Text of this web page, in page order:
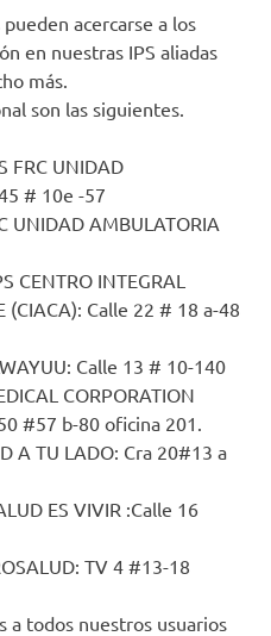
acercarse a los
en nuestras IPS aliadas
más.
son las siguientes.
FRC UNIDAD
# 10e -57
UNIDAD AMBULATORIA
CENTRO INTEGRAL
(CIACA): Calle 22 # 18 a-48
Calle 13 # 10-140
CORPORATION
#57 b-80 oficina 201.
A TU LADO: Cra 20#13 a
ES VIVIR :Calle 16
TV 4 #13-18
a todos nuestros usuarios